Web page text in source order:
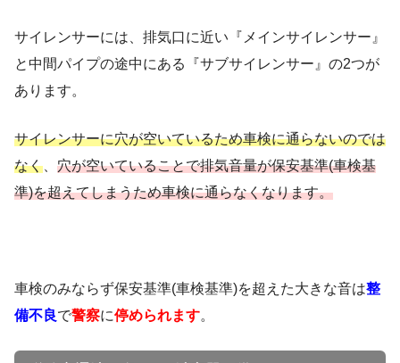
サイレンサーには、排気口に近い『メインサイレンサー』
と中間パイプの途中にある『サブサイレンサー』の2つが
あります。
サイレンサーに穴が空いているため車検に通らないのでは
なく
穴が空いていることで排気音量が保安基準(車検基
準)を超えてしまうため車検に通らなくなります。
車検のみならず保安基準(車検基準)を超えた大きな音は整
備不良で警察に停められます。